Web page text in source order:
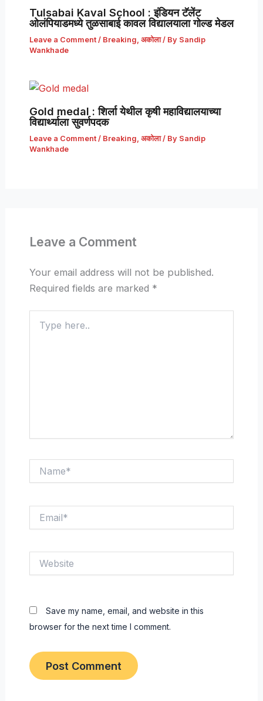
Tulsabai Kaval School : इंडियन टॅलेंट
ओलंपियाडमध्ये तुळसाबाई कावल विद्यालयाला गोल्ड मेडल
Leave a Comment / Breaking अकोला/ By Sandip
Wankhade
Gold medal : शिर्ला येथील कृषी महाविद्यालयाच्या
विद्यार्थ्याला सुवर्णपदक
Leave a Comment / Breaking, अकोला/ By Sandip
Wankhade
Leave a Comment
Your email address will not be published.
Required fields are marked *
here..
Save my name, email, and website in this
browser for the next time I comment.